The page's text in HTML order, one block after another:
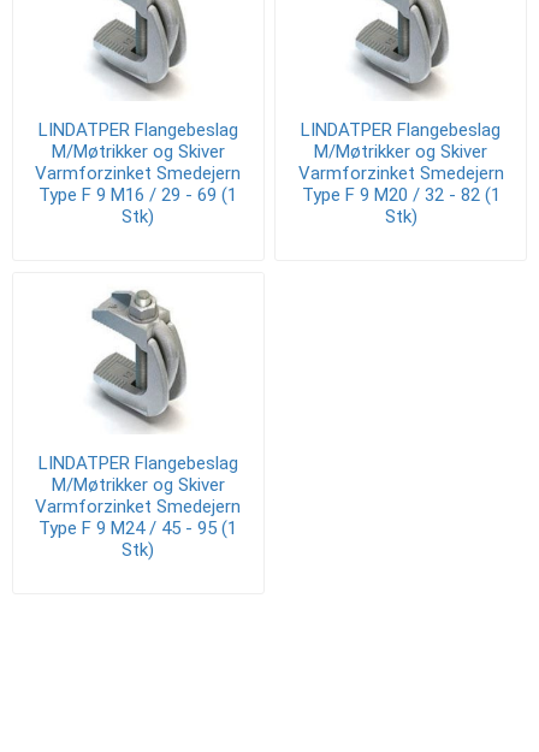
LINDATPER Flangebeslag
M/Møtrikker og Skiver
Varmforzinket Smedejern
Type F 9 M16 / 29 - 69 (1
Stk)
LINDATPER Flangebeslag
M/Møtrikker og Skiver
Varmforzinket Smedejern
Type F 9 M20 / 32 - 82 (1
Stk)
LINDATPER Flangebeslag
M/Møtrikker og Skiver
Varmforzinket Smedejern
Type F 9 M24 / 45 - 95 (1
Stk)